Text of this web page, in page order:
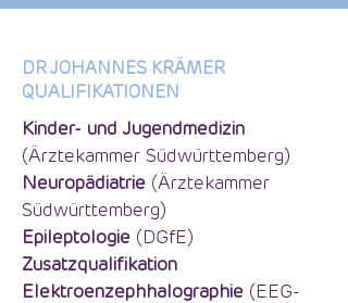
DR JOHANNES KRÄMER
QUALIFIKATIONEN
Kinder- und Jugendmedizin
(Ärztekammer Südwürttemberg)
Neuropädiatrie (Ärztekammer
Südwürttemberg)
Epileptologie (DGfE)
Zusatzqualifikation
Elektroenzephhalographie (EEG-